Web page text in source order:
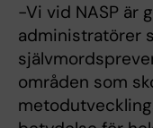
-Vi vid NASP är
administratörer
områden som